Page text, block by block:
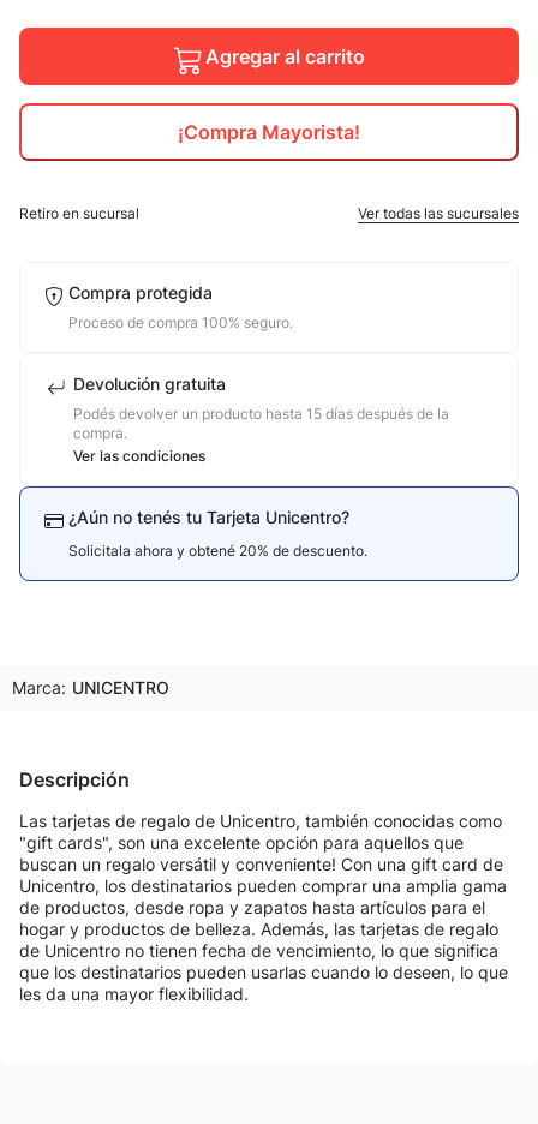
Agregar al carrito
¡Compra Mayorista!
Retiro en sucursal Ver todas las sucursales
Compra protegida
Proceso de compra 100% seguro.
Devolución gratuita
Podés devolver un producto hasta 15 días después de la
compra.
Ver las condiciones
¿Aún no tenés tu Tarjeta Unicentro?
Solicitala ahora y obtené 20% de descuento.
Marca: UNICENTRO
Descripción
Las tarjetas de regalo de Unicentro, también conocidas como
"gift cards", son una excelente opción para aquellos que
buscan un regalo versátil y conveniente! Con una gift card de
Unicentro, los destinatarios pueden comprar una amplia gama
de productos, desde ropa y zapatos hasta artículos para el
hogar y productos de belleza. Además, las tarjetas de regalo
de Unicentro no tienen fecha de vencimiento, lo que significa
que los destinatarios pueden usarlas cuando lo deseen, lo que
les da una mayor flexibilidad.